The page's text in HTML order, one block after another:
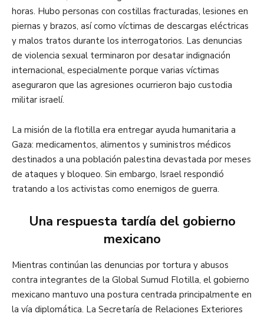
horas. Hubo personas con costillas fracturadas, lesiones en
piernas y brazos, así como víctimas de descargas eléctricas
y malos tratos durante los interrogatorios. Las denuncias
de violencia sexual terminaron por desatar indignación
internacional, especialmente porque varias víctimas
aseguraron que las agresiones ocurrieron bajo custodia
militar israelí.
La misión de la flotilla era entregar ayuda humanitaria a
Gaza: medicamentos, alimentos y suministros médicos
destinados a una población palestina devastada por meses
de ataques y bloqueo. Sin embargo, Israel respondió
tratando a los activistas como enemigos de guerra.
Una respuesta tardía del gobierno
mexicano
Mientras continúan las denuncias por tortura y abusos
contra integrantes de la Global Sumud Flotilla, el gobierno
mexicano mantuvo una postura centrada principalmente en
la vía diplomática. La Secretaría de Relaciones Exteriores